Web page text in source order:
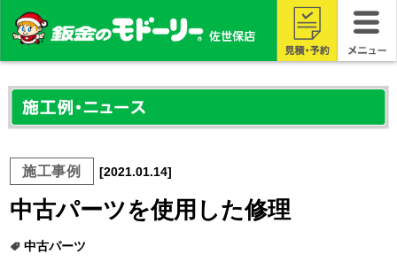
施工事例 [2021.01.14]
中古パーツ